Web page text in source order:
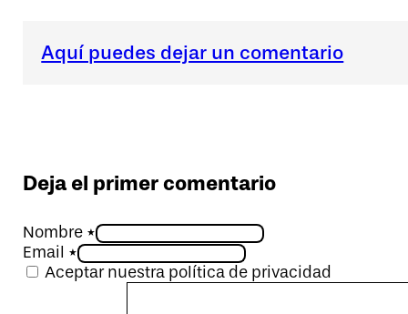
Aquí puedes dejar un comentario
Deja el primer comentario
Nombre *
Email *
Aceptar nuestra política de privacidad